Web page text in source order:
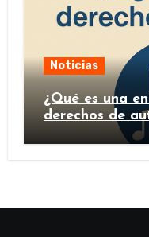
Noticias
¿Qué es una
derechos de
importante?